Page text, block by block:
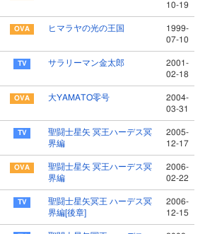
10-19
ヒマラヤの光の王国
1999-
07-10
サラリーマン金太郎
2001-
02-18
大YAMATO零号
2004-
03-31
聖闘士星矢 冥王ハーデス冥
界編
2005-
12-17
聖闘士星矢 冥王ハーデス冥
界編
2006-
02-22
聖闘士星矢冥王 ハーデス冥
界編[後章]
2006-
12-15